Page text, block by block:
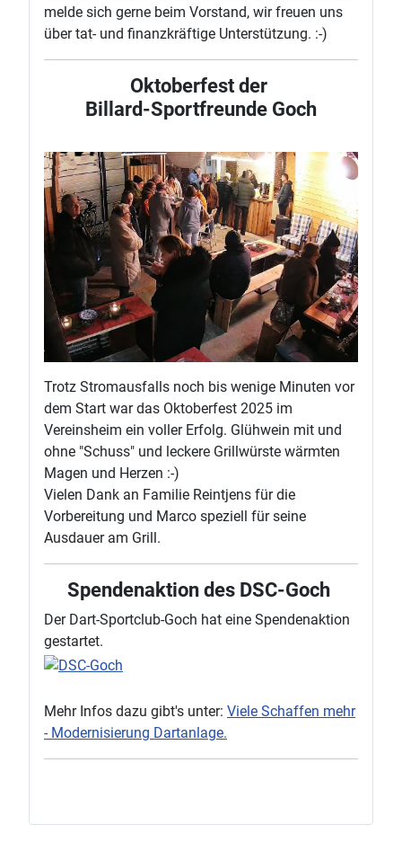
melde sich gerne beim Vorstand, wir freuen uns
über tat- und finanzkräftige Unterstützung. :-)
Oktoberfest der
Billard-Sportfreunde Goch
Trotz Stromausfalls noch bis wenige Minuten vor
dem Start war das Oktoberfest 2025 im
Vereinsheim ein voller Erfolg. Glühwein mit und
ohne "Schuss" und leckere Grillwürste wärmten
Magen und Herzen :-)
Vielen Dank an Familie Reintjens für die
Vorbereitung und Marco speziell für seine
Ausdauer am Grill.
Spendenaktion des DSC-Goch
Der Dart-Sportclub-Goch hat eine Spendenaktion
gestartet.
Mehr Infos dazu gibt's unter: Viele Schaffen mehr
- Modernisierung Dartanlage.